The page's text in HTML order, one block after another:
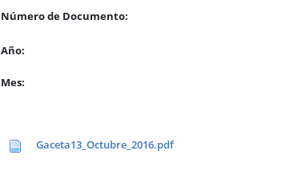
Número de Documento:
Año:
Mes:
Gaceta13_Octubre_2016.pdf